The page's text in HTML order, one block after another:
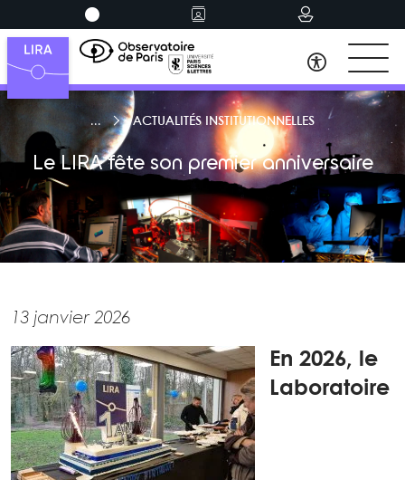
ACTUALITÉS INSTITUTIONNELLES
Le LIRA fête son premier anniversaire
13 janvier 2026
En 2026, le
Laboratoire